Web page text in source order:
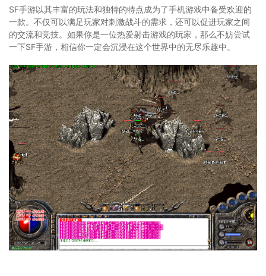
SF手游以其丰富的玩法和独特的特点成为了手机游戏中备受欢迎的
一款。不仅可以满足玩家对刺激战斗的需求，还可以促进玩家之间
的交流和竞技。如果你是一位热爱射击游戏的玩家，那么不妨尝试
一下SF手游，相信你一定会沉浸在这个世界中的无尽乐趣中。